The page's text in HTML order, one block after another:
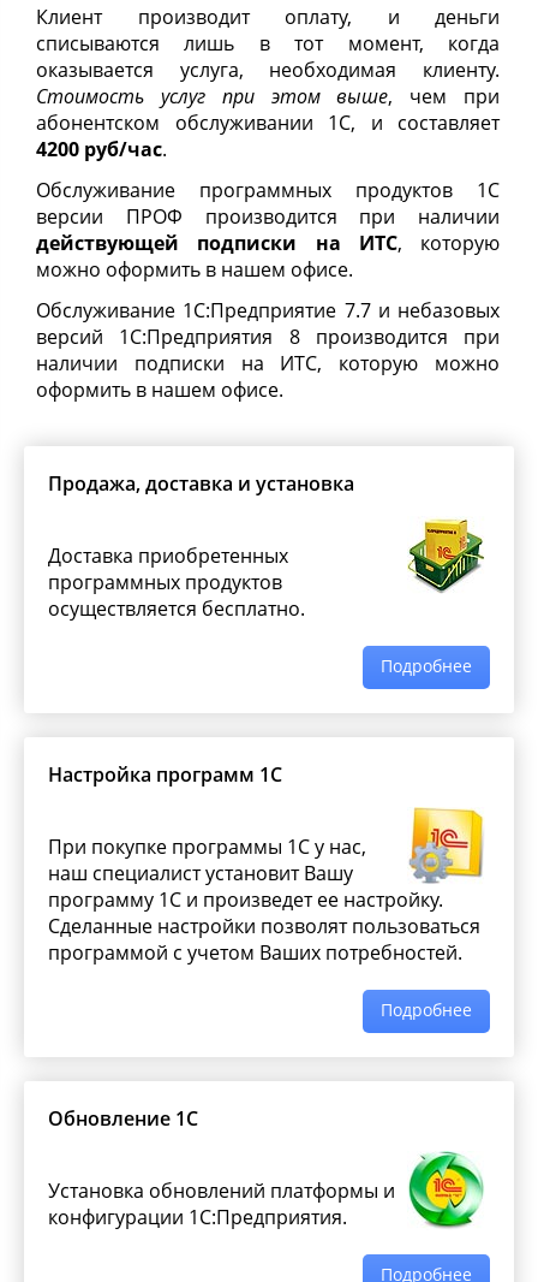
Клиент производит оплату, и деньги
списываются лишь в тот момент, когда
оказывается услуга, необходимая клиенту.
Стоимость услуг при этом выше, чем при
абонентском обслуживании 1С, и составляет
4200 руб/час.
Обслуживание программных продуктов 1С
версии ПРОФ производится при наличии
действующей подписки на ИТС, которую
можно оформить в нашем офисе.
Обслуживание 1С:Предприятие 7.7 и небазовых
версий 1С:Предприятия 8 производится при
наличии подписки на ИТС, которую можно
оформить в нашем офисе.
Продажа, доставка и установка
Доставка приобретенных
программных продуктов
осуществляется бесплатно.
Подробнее
Настройка программ 1С
При покупке программы 1С у нас,
наш специалист установит Вашу
программу 1С и произведет ее настройку.
Сделанные настройки позволят пользоваться
программой с учетом Ваших потребностей.
Подробнее
Обновление 1С
Установка обновлений платформы и
конфигурации 1С:Предприятия.
Подробнее